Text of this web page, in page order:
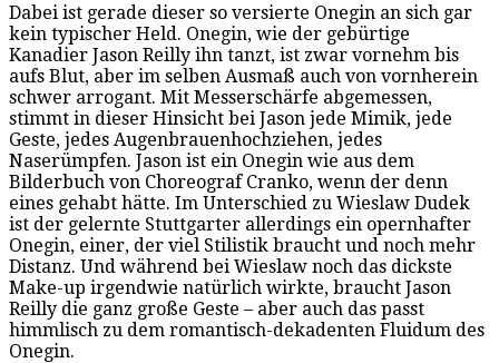
Dabei ist gerade dieser so versierte Onegin an sich gar
kein typischer Held. Onegin, wie der gebürtige
Kanadier Jason Reilly ihn tanzt, ist zwar vornehm bis
aufs Blut, aber im selben Ausmaß auch von vornherein
schwer arrogant. Mit Messerschärfe abgemessen,
stimmt in dieser Hinsicht bei Jason jede Mimik, jede
Geste, jedes Augenbrauenhochziehen, jedes
Naserümpfen. Jason ist ein Onegin wie aus dem
Bilderbuch von Choreograf Cranko, wenn der denn
eines gehabt hätte. Im Unterschied zu Wieslaw Dudek
ist der gelernte Stuttgarter allerdings ein opernhafter
Onegin, einer, der viel Stilistik braucht und noch mehr
Distanz. Und während bei Wieslaw noch das dickste
Make-up irgendwie natürlich wirkte, braucht Jason
Reilly die ganz große Geste – aber auch das passt
himmlisch zu dem romantisch-dekadenten Fluidum des
Onegin.